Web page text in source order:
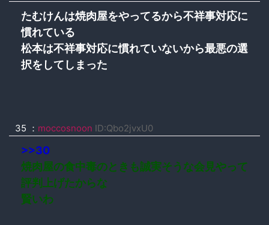
たむけんは焼肉屋をやってるから不祥事対応に
慣れている
松本は不祥事対応に慣れていないから最悪の選
択をしてしまった
35 ： moccosnoon ID:Qbo2jvxU0
>>30
焼肉屋の食中毒のときも誠実そうな会見やって
評判上げたからな
賢いわ